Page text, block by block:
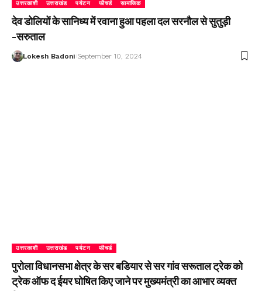
उत्तरकाशी उत्तराखंड पर्यटन फीचर्ड सामाजिक
देव डोलियों के सानिध्य में रवाना हुआ पहला दल सरनौल से सुतुड़ी
-सरुताल
Lokesh Badoni September 10, 2024
उत्तरकाशी उत्तराखंड पर्यटन फीचर्ड
पुरोला विधानसभा क्षेत्र के सर बडियार से सर गांव सरूताल ट्रेक को
ट्रेक ऑफ द ईयर घोषित किए जाने पर मुख्यमंत्री का आभार व्यक्त